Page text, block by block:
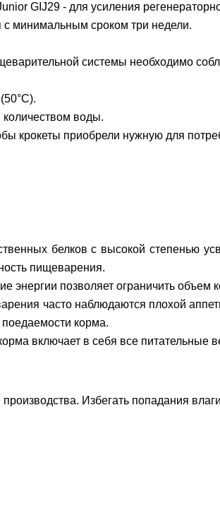
GIJ29 - для усиления
с минимальным сроком три недели.
системы необходимо
воды.
крокеты приобрели нужную для
белков с высокой степенью
пищеварения.
энергии позволяет ограничить объем
часто наблюдаются плохой
корма.
включает в себя все
Избегать попадания